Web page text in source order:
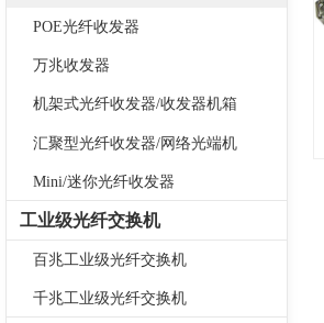
POE光纤收发器
万兆收发器
机架式光纤收发器/收发器机箱
汇聚型光纤收发器/网络光端机
Mini/迷你光纤收发器
工业级光纤交换机
百兆工业级光纤交换机
千兆工业级光纤交换机